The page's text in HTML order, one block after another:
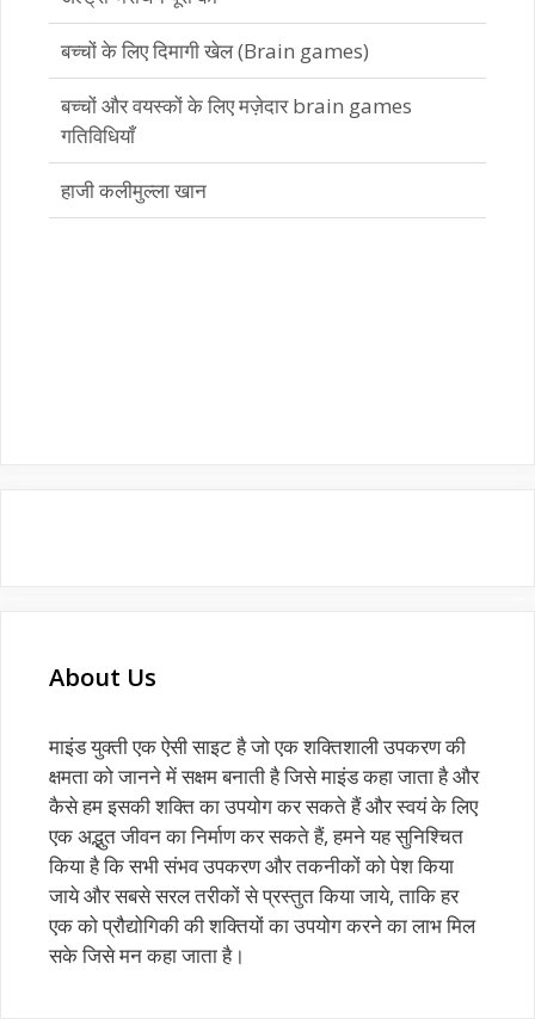
बच्चों और वयस्कों के लिए मज़ेदार brain games
गतिविधियाँ
हाजी कलीमुल्ला खान
भारतीय एथलीट सुकांत सिंह ने दुनिया की सबसे कठिन
अल्ट्रा-मैराथन पूरी की
About Us
माइंड युक्ती एक ऐसी साइट है जो एक शक्तिशाली उपकरण की
क्षमता को जानने में सक्षम बनाती है जिसे माइंड कहा जाता है और
कैसे हम इसकी शक्ति का उपयोग कर सकते हैं और स्वयं के लिए
एक अद्भुत जीवन का निर्माण कर सकते हैं, हमने यह सुनिश्चित
किया है कि सभी संभव उपकरण और तकनीकों को पेश किया
जाये और सबसे सरल तरीकों से प्रस्तुत किया जाये, ताकि हर
एक को प्रौद्योगिकी की शक्तियों का उपयोग करने का लाभ मिल
सके जिसे मन कहा जाता है।